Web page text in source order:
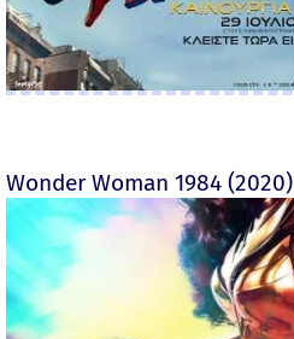
Wonder Woman 1984 (2020)